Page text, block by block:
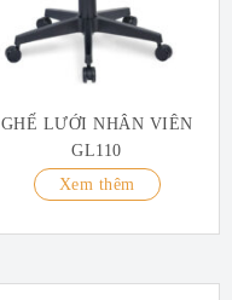
GHẾ LƯỚI NHÂN VIÊN
GL110
Xem thêm